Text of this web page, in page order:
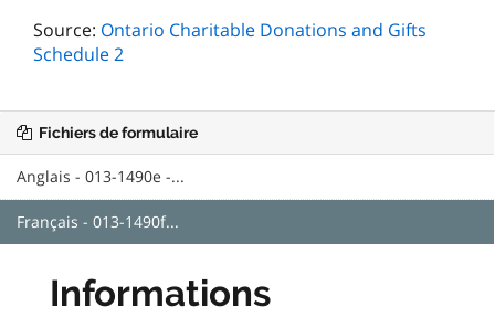
Source: Ontario Charitable Donations and Gifts
Schedule 2
Fichiers de formulaire
Anglais - 013-1490e -...
Français - 013-1490f...
Informations